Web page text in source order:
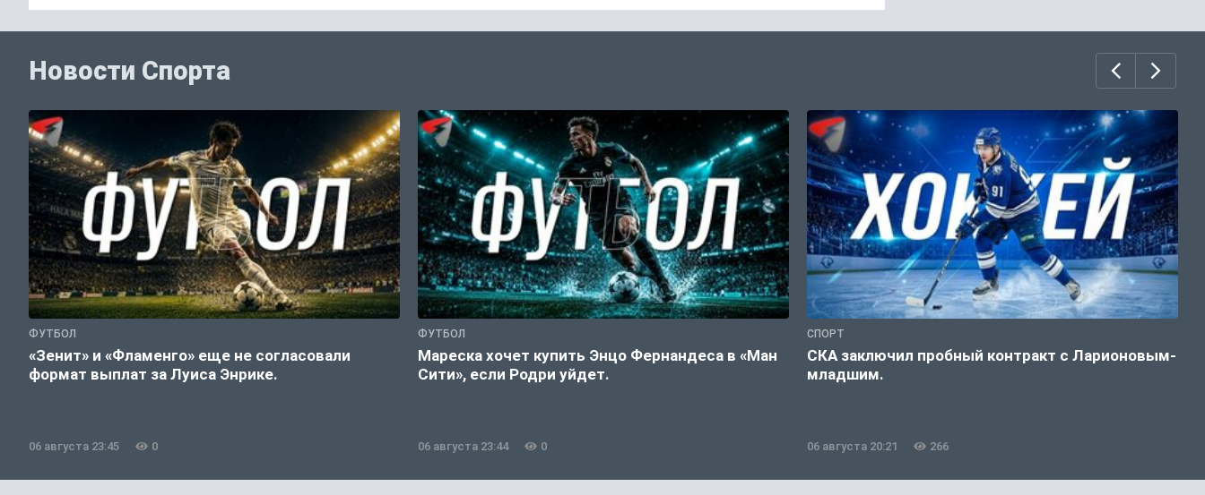
Новости Спорта
ФУТБОЛ
«Зенит» и «Фламенго» еще не согласовали
формат выплат за Луиса Энрике.
06 августа 23:45 0
ФУТБОЛ
Мареска хочет купить Энцо Фернандеса в «Ман
Сити», если Родри уйдет.
06 августа 23:44 0
СПОРТ
СКА заключил пробный контракт с Ларионовым-
младшим.
06 августа 20:21 266